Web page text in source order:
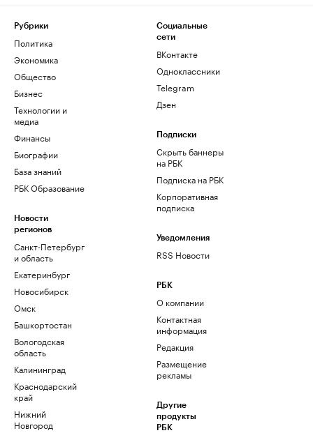
Рубрики
Политика
Экономика
Общество
Бизнес
Технологии и
медиа
Финансы
Биографии
База знаний
РБК Образование
Новости
регионов
Санкт-Петербург
и область
Екатеринбург
Новосибирск
Омск
Башкортостан
Вологодская
область
Калининград
Краснодарский
край
Нижний
Новгород
Социальные
сети
ВКонтакте
Одноклассники
Telegram
Дзен
Подписки
Скрыть баннеры
на РБК
Подписка на РБК
Корпоративная
подписка
Уведомления
RSS Новости
РБК
О компании
Контактная
информация
Редакция
Размещение
рекламы
Другие
продукты
РБК